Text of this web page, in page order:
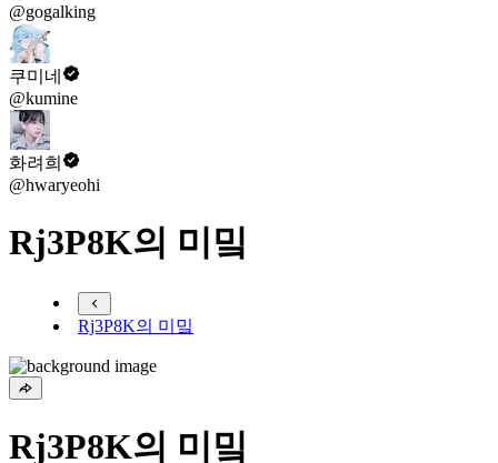
@gogalking
쿠미네
@kumine
화려희
@hwaryeohi
Rj3P8K의 미밐
Rj3P8K의 미밐
Rj3P8K의 미밐